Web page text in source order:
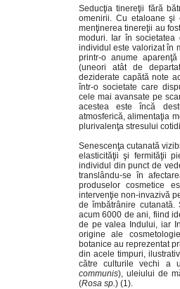
Seducţia tinereţii fără
omenirii. Cu etaloane şi
menţinerea tinereţii au
moduri. Iar în
individul este valorizat în
printr-o anume
(uneori atât de
deziderate capătă note
într-o societate care
cele mai avansate pe
acestea este încă
atmosferică, alimentaţia
plurivalenţa stresului
Senescenţa cutanată
elasticităţii şi fermităţii
individul din punct de
translându-se în
produselor cosmetice
intervenţie non-invazivă
de îmbătrânire
acum 6000 de ani, fiind
de pe valea Indului, iar
origine ale
botanice au reprezentat
din acele timpuri,
către culturile vechi a
communis), uleiului de
(Rosa sp.) (1).